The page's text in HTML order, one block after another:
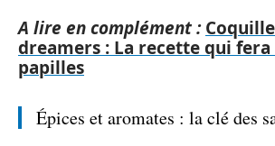
A lire en complément :
dreamers : La recette qui
papilles
Épices et aromates : la clé des